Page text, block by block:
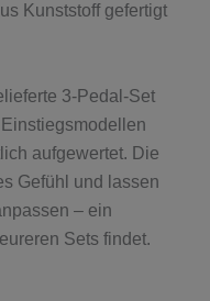
Kunststoff gefertigt
3-Pedal-Set
aufgewertet. Die
Gefühl und lassen
– ein
Sets findet.